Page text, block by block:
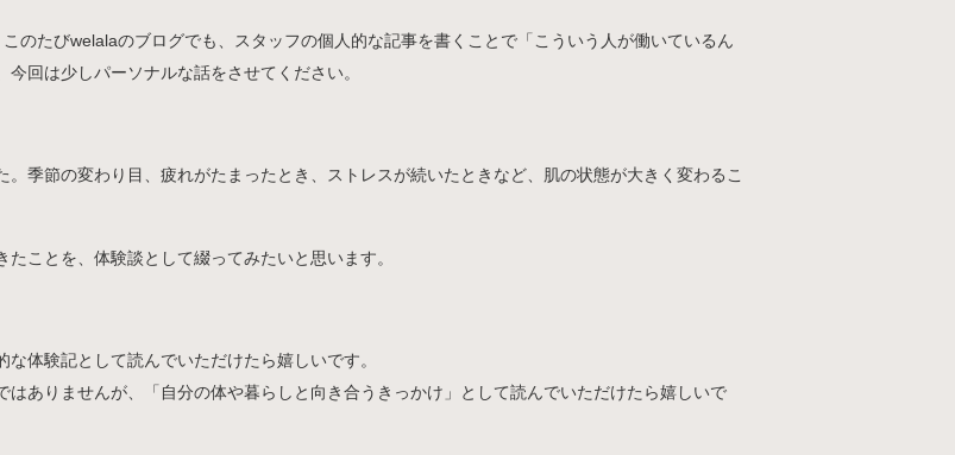
のたびwelalaのブログでも、スタッフの個人的な記事を書くことで「こういう人が働いているん
回は少しパーソナルな話をさせてください。
季節の変わり目、疲れがたまったとき、ストレスが続いたときなど、肌の状態が大きく変わるこ
ことを、体験談として綴ってみたいと思います。
体験記として読んでいただけたら嬉しいです。
ありませんが、「自分の体や暮らしと向き合うきっかけ」として読んでいただけたら嬉しいで